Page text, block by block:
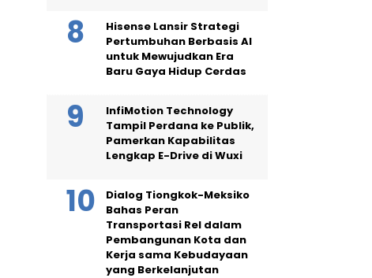
Hisense Lansir Strategi
Pertumbuhan Berbasis AI
untuk Mewujudkan Era
Baru Gaya Hidup Cerdas
InfiMotion Technology
Tampil Perdana ke Publik,
Pamerkan Kapabilitas
Lengkap E-Drive di Wuxi
Dialog Tiongkok-Meksiko
Bahas Peran
Transportasi Rel dalam
Pembangunan Kota dan
Kerja sama Kebudayaan
yang Berkelanjutan